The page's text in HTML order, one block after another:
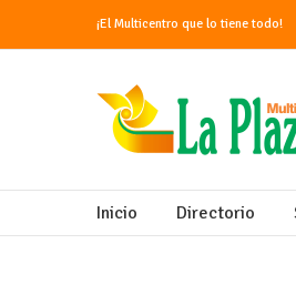
¡El Multicentro que lo tiene todo!
Inicio Directorio